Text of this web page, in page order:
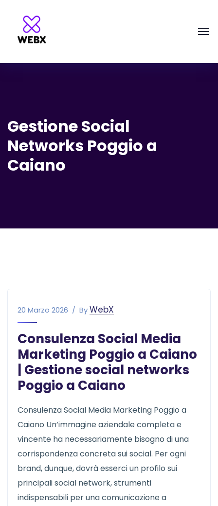
Gestione Social
Networks Poggio a
Caiano
20 Marzo 2026 ByWebX
Consulenza Social Media
Marketing Poggio a Caiano
| Gestione social networks
Poggio a Caiano
Consulenza Social Media Marketing Poggio a
Caiano Un’immagine aziendale completa e
vincente ha necessariamente bisogno di una
corrispondenza concreta sui social. Per ogni
brand, dunque, dovrà esserci un profilo sui
principali social network, strumenti
indispensabili per una comunicazione a